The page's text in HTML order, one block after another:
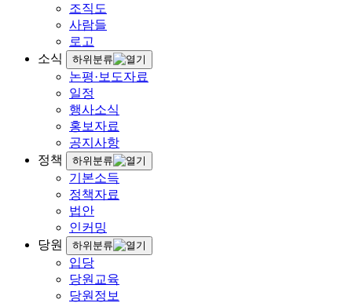
조직도
사람들
로고
소식
하위분류
논평·보도자료
일정
행사소식
홍보자료
공지사항
정책
하위분류
기본소득
정책자료
법안
인커밍
당원
하위분류
입당
당원교육
당원정보